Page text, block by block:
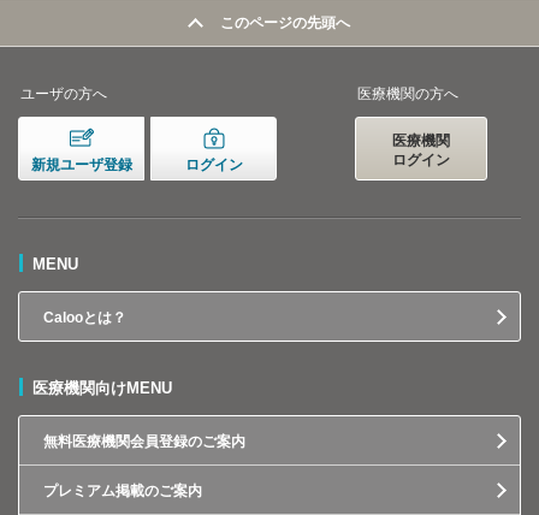
このページの先頭へ
ユーザの方へ
新規ユーザ登録 ログイン
医療機関の方へ
医療機関
ログイン
MENU
Calooとは？
医療機関向けMENU
無料医療機関会員登録のご案内
プレミアム掲載のご案内